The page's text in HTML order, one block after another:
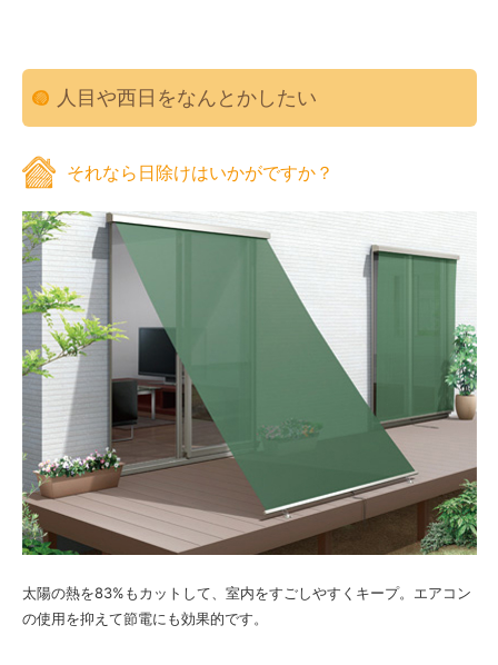
人目や西日をなんとかしたい
それなら日除けはいかがですか？
太陽の熱を83%もカットして、室内をすごしやすくキープ。エアコン
の使用を抑えて節電にも効果的です。